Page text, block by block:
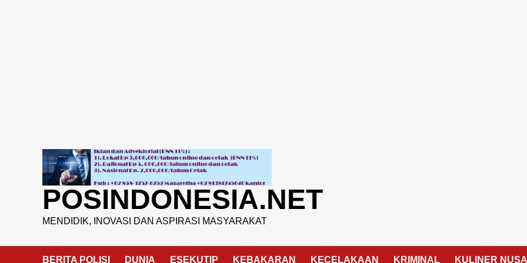
POSINDONESIA.NET
MENDIDIK, INOVASI DAN ASPIRASI MASYARAKAT
BERITA POLISI DUNIA ESEKUTIP KEBAKARAN KECELAKAAN KRIMINAL KULINER